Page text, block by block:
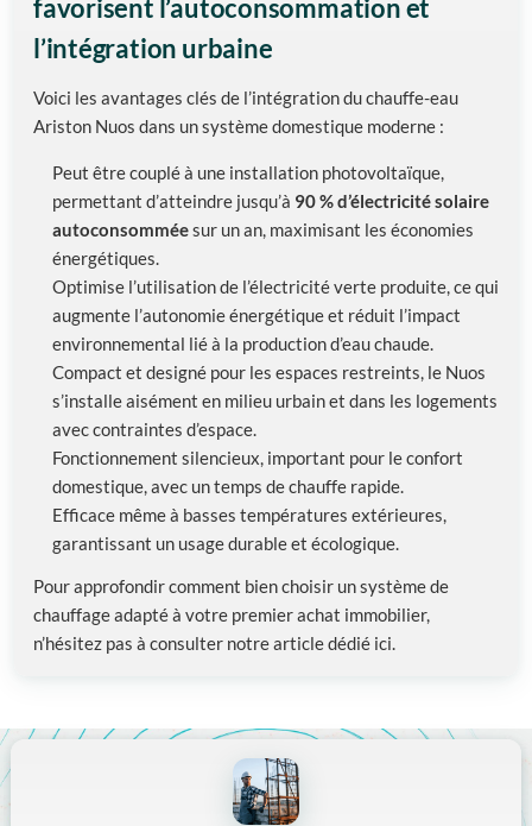
favorisent l’autoconsommation et
l’intégration urbaine
Voici les avantages clés de l’intégration du chauffe-eau
Ariston Nuos dans un système domestique moderne :
Peut être couplé à une installation photovoltaïque,
permettant d’atteindre jusqu’à 90 % d’électricité solaire
autoconsomméesur un an, maximisant les économies
énergétiques.
Optimise l’utilisation de l’électricité verte produite, ce qui
augmente l’autonomie énergétique et réduit l’impact
environnemental lié à la production d’eau chaude.
Compact et designé pour les espaces restreints, le Nuos
s’installe aisément en milieu urbain et dans les logements
avec contraintes d’espace.
Fonctionnement silencieux, important pour le confort
domestique, avec un temps de chauffe rapide.
Efficace même à basses températures extérieures,
garantissant un usage durable et écologique.
Pour approfondir comment bien choisir un système de
chauffage adapté à votre premier achat immobilier,
n’hésitez pas à consulter notre article dédié ici.